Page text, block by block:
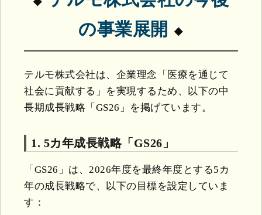
の事業展開
テルモ株式会社は、企業理念「医療を通じて
社会に貢献する」を実現するため、以下の中
長期成長戦略「GS26」を掲げています。
1. 5カ年成長戦略「GS26」
「GS26」は、2026年度を最終年度とする5カ
年の成長戦略で、以下の目標を設定していま
す：